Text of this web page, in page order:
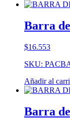
Barra
$16.553
SKU:
Añadir al
Barra